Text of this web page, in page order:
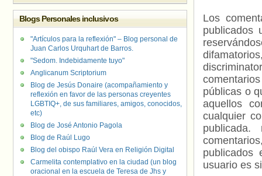
Los
publicados
públicas o
aquellos
cualquier
usuario es
Blogs Personales inclusivos
"Artículos para la reflexión" – Blog personal de
Juan Carlos Urquhart de Barros.
"Sedom. Indebidamente tuyo"
Anglicanum Scriptorium
Blog de Jesús Donaire (acompañamiento y
reflexión en favor de las personas creyentes
LGBTIQ+, de sus familiares, amigos, conocidos,
etc)
Blog de José Antonio Pagola
Blog de Raúl Lugo
Blog del obispo Raúl Vera en Religión Digital
Carmelita contemplativo en la ciudad (un blog
oracional en la escuela de Teresa de Jhs y